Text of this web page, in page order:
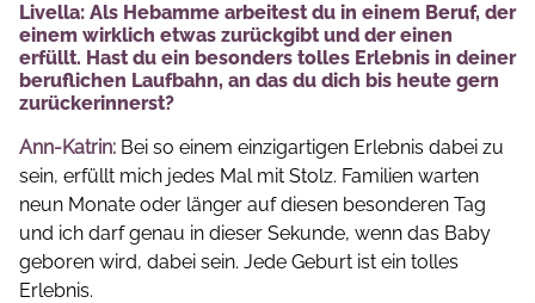
Livella: Als Hebamme arbeitest du in einem Beruf, der
einem wirklich etwas zurückgibt und der einen
erfüllt. Hast du ein besonders tolles Erlebnis in deiner
beruflichen Laufbahn, an das du dich bis heute gern
zurückerinnerst?
Ann-Katrin: Bei so einem einzigartigen Erlebnis dabei zu
sein, erfüllt mich jedes Mal mit Stolz. Familien warten
neun Monate oder länger auf diesen besonderen Tag
und ich darf genau in dieser Sekunde, wenn das Baby
geboren wird, dabei sein. Jede Geburt ist ein tolles
Erlebnis.